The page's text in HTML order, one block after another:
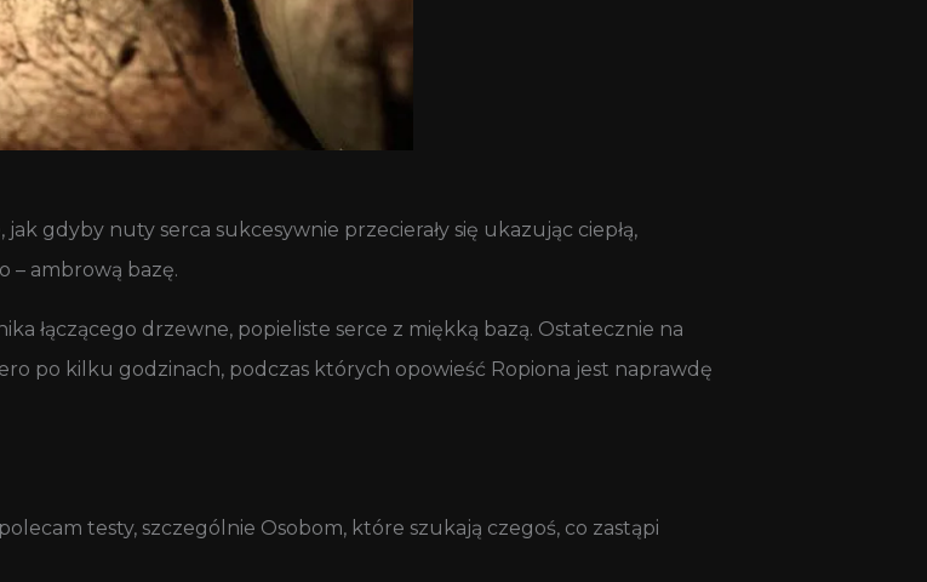
gdyby nuty serca sukcesywnie przecierały się ukazując ciepłą,
– ambrową bazę.
łączącego drzewne, popieliste serce z miękką bazą. Ostatecznie na
po kilku godzinach, podczas których opowieść Ropiona jest naprawdę
testy, szczególnie Osobom, które szukają czegoś, co zastąpi